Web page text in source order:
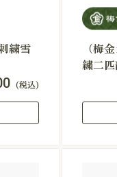
繍雪
(税込)
（梅
繍二